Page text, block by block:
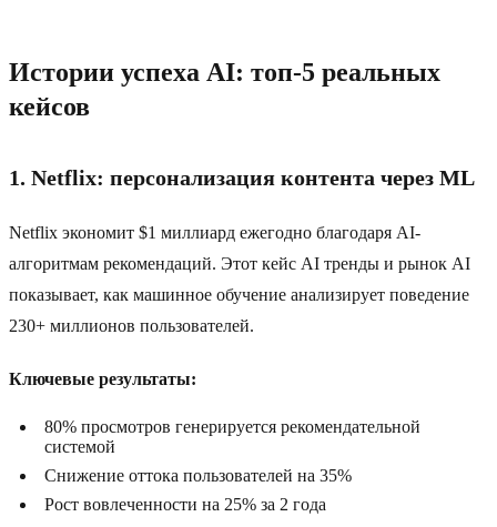
Истории успеха AI: топ-5 реальных
кейсов
1. Netflix: персонализация контента через ML
Netflix экономит $1 миллиард ежегодно благодаря AI-
алгоритмам рекомендаций. Этот кейс AI тренды и рынок AI
показывает, как машинное обучение анализирует поведение
230+ миллионов пользователей.
Ключевые результаты:
80% просмотров генерируется рекомендательной
системой
Снижение оттока пользователей на 35%
Рост вовлеченности на 25% за 2 года